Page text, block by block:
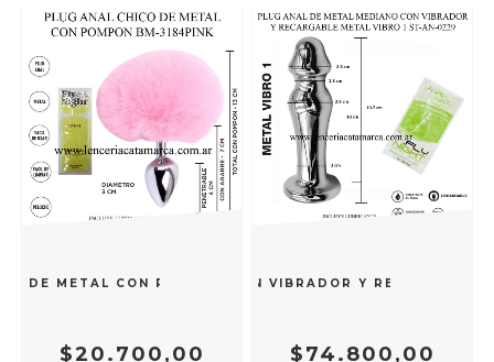
DE METAL CON POMPON BM-3184PINK
$20.700,00
ANAL DE METAL MEDIANO CON VIBRADOR Y RECARGABLE
$74.800,00